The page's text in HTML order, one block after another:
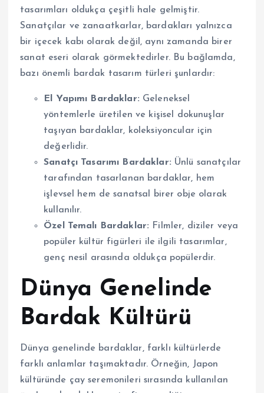
tasarımları oldukça çeşitli hale gelmiştir.
Sanatçılar ve zanaatkarlar, bardakları yalnızca
bir içecek kabı olarak değil, aynı zamanda birer
sanat eseri olarak görmektedirler. Bu bağlamda,
bazı önemli bardak tasarım türleri şunlardır:
El Yapımı Bardaklar: Geleneksel
yöntemlerle üretilen ve kişisel dokunuşlar
taşıyan bardaklar, koleksiyoncular için
değerlidir.
Sanatçı Tasarımı Bardaklar: Ünlü sanatçılar
tarafından tasarlanan bardaklar, hem
işlevsel hem de sanatsal birer obje olarak
kullanılır.
Özel Temalı Bardaklar: Filmler, diziler veya
popüler kültür figürleri ile ilgili tasarımlar,
genç nesil arasında oldukça popülerdir.
Dünya Genelinde
Bardak Kültürü
Dünya genelinde bardaklar, farklı kültürlerde
farklı anlamlar taşımaktadır. Örneğin, Japon
kültüründe çay seremonileri sırasında kullanılan